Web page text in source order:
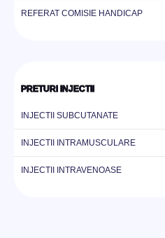
REFERAT COMISIE HANDICAP
PRETURI INJECTII
INJECTII SUBCUTANATE
INJECTII INTRAMUSCULARE
INJECTII INTRAVENOASE